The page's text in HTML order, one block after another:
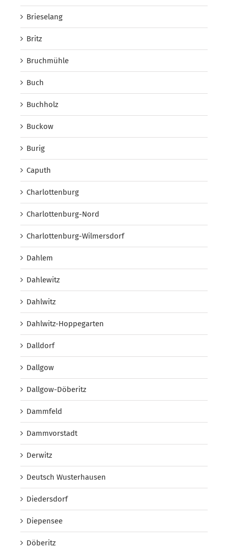
Brieselang
Britz
Bruchmühle
Buch
Buchholz
Buckow
Burig
Caputh
Charlottenburg
Charlottenburg-Nord
Charlottenburg-Wilmersdorf
Dahlem
Dahlewitz
Dahlwitz
Dahlwitz-Hoppegarten
Dalldorf
Dallgow
Dallgow-Döberitz
Dammfeld
Dammvorstadt
Derwitz
Deutsch Wusterhausen
Diedersdorf
Diepensee
Döberitz